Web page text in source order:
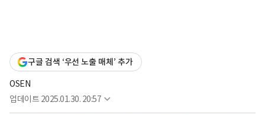
구글 검색 ‘우선 노출 매체’ 추가
OSEN
업데이트 2025.01.30. 20:57